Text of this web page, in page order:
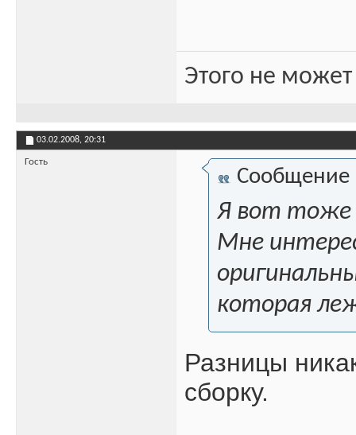
Этого не
03.02.2008, 20:31
Гость
Сообщение
Я вот тоже
Мне
которая
Разницы
сборку.